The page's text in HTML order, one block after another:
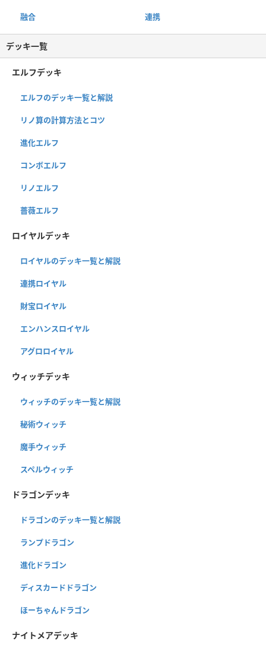
融合 連携
デッキ一覧
エルフデッキ
エルフのデッキ一覧と解説
リノ算の計算方法とコツ
進化エルフ
コンボエルフ
リノエルフ
薔薇エルフ
ロイヤルデッキ
ロイヤルのデッキ一覧と解説
連携ロイヤル
財宝ロイヤル
エンハンスロイヤル
アグロロイヤル
ウィッチデッキ
ウィッチのデッキ一覧と解説
秘術ウィッチ
魔手ウィッチ
スペルウィッチ
ドラゴンデッキ
ドラゴンのデッキ一覧と解説
ランプドラゴン
進化ドラゴン
ディスカードドラゴン
ほーちゃんドラゴン
ナイトメアデッキ